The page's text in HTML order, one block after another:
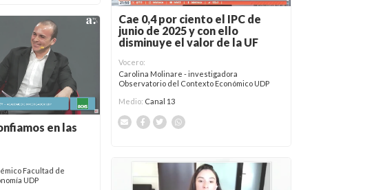
Cae 0,4 por ciento el IPC de
junio de 2025 y con ello
disminuye el valor de la UF
Vocero:
Carolina Molinare - investigadora
Observatorio del Contexto Económico UDP
Medio: Canal 13
en las
Facultad de
UDP